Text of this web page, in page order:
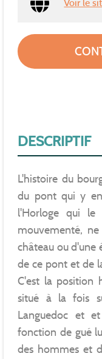
DESCRIPTIF
L'histoire du
du pont qui y
l'Horloge qui le
mouvementé,
château ou d'une
de ce pont et de
C'est la position
situé à la fois
Languedoc et
fonction de gué
des hommes et
Voir le